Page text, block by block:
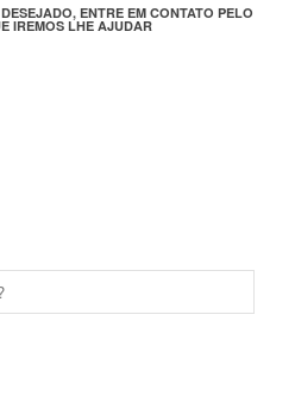
ENTRE EM CONTATO PELO
IREMOS LHE AJUDAR